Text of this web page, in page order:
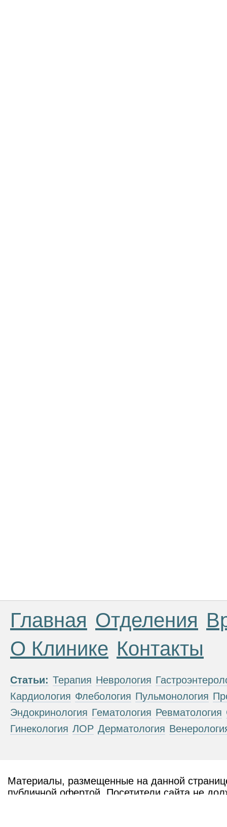
Главная Отделения
О Клинике Контакты
Статьи: Терапия Неврология
Кардиология Флебология Пульмонология
Эндокринология Гематология Ревматология
Гинекология ЛОР Дерматология
Материалы, размещенные на данной
публичной офертой. Посетители сайта не